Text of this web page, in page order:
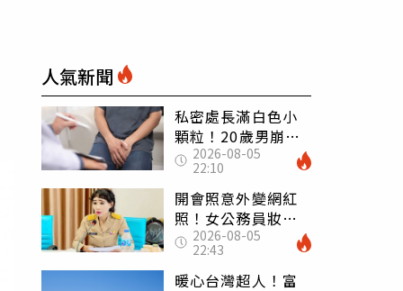
人氣新聞
私密處長滿白色小
顆粒！20歲男崩潰
求診 醫曝5大真相
別再誤會
2026-08-05
22:10
開會照意外變網紅
照！女公務員妝容
掀2千則留言 本人
怒嗆：化妝有錯嗎
2026-08-05
22:43
暖心台灣超人！富